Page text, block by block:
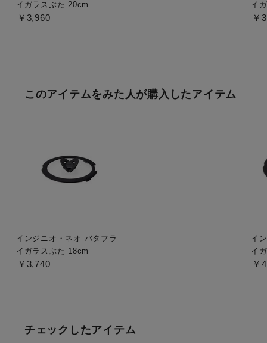
イガラスぶた 20cm
￥3,960
イ
￥
このアイテムをみた人が購入したアイテム
インジニオ・ネオ バタフラ
イガラスぶた 18cm
￥3,740
イ
イ
￥
チェックしたアイテム